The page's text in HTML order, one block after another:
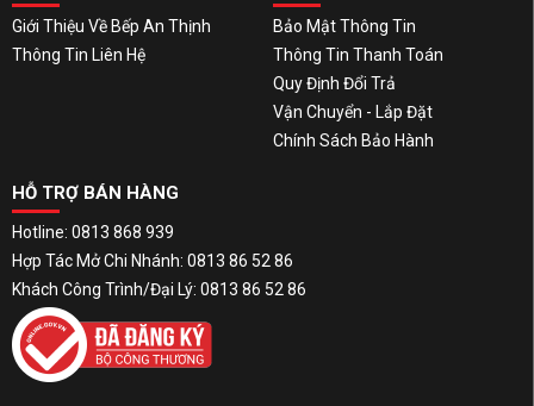
Giới Thiệu Về Bếp An Thịnh
Thông Tin Liên Hệ
Bảo Mật Thông Tin
Thông Tin Thanh Toán
Quy Định Đổi Trả
Vận Chuyển - Lắp Đặt
Chính Sách Bảo Hành
HỖ TRỢ BÁN HÀNG
Hotline: 0813 868 939
Hợp Tác Mở Chi Nhánh: 0813 86 52 86
Khách Công Trình/Đại Lý: 0813 86 52 86